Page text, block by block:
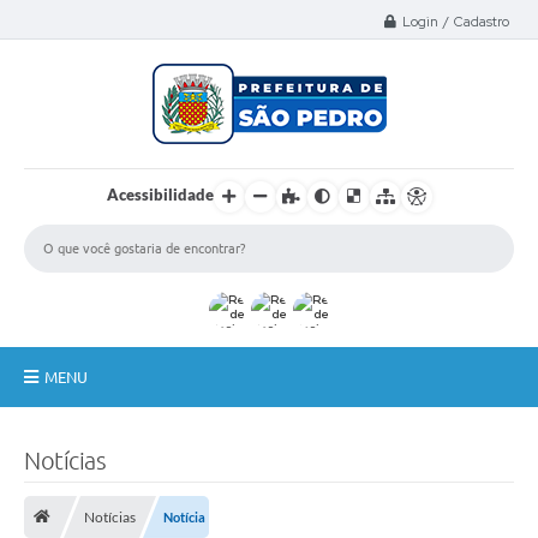
Login / Cadastro
Acessibilidade
MENU
Secretarias
Notícias
Notícias Notícia